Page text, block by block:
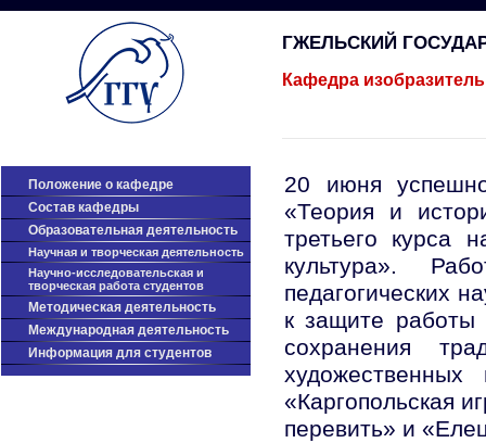
ГЖЕЛЬСКИЙ
Кафедра
Положение о кафедре
Cостав кафедры
Образовательная деятельность
Научная и творческая деятельность
Научно-исследовательская и
творческая работа студентов
Методическая деятельность
Международная деятельность
Информация для студентов
20 июня
«Теория и
третьего курса
культура».
педагогических
к защите работы
сохранения
«Каргопольская
перевить» и